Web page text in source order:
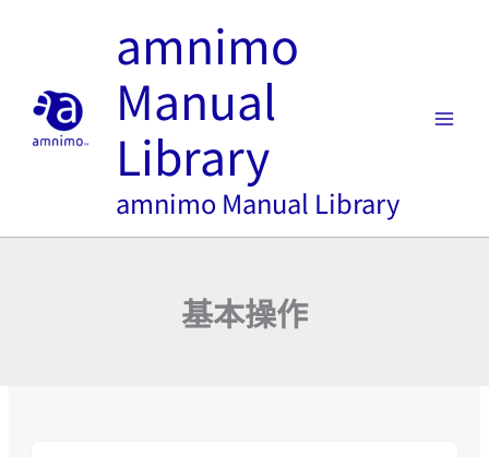
amnimo
Manual
Library
amnimo Manual Library
基本操作